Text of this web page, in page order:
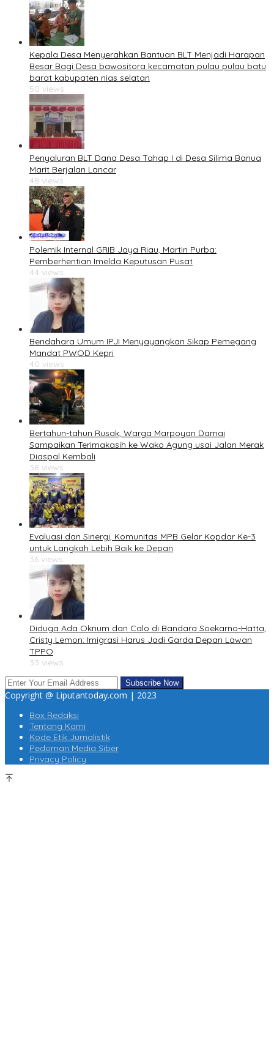
Kepala Desa Menyerahkan Bantuan BLT Menjadi Harapan
Besar Bagi Desa bawositora kecamatan pulau pulau batu
barat kabupaten nias selatan
50 views
Penyaluran BLT Dana Desa Tahap I di Desa Silima Banua
Marit Berjalan Lancar
48 views
Polemik Internal GRIB Jaya Riau, Martin Purba:
Pemberhentian Imelda Keputusan Pusat
44 views
Bendahara Umum IPJI Menyayangkan Sikap Pemegang
Mandat PWOD Kepri
40 views
Bertahun-tahun Rusak, Warga Marpoyan Damai
Sampaikan Terimakasih ke Wako Agung usai Jalan Merak
Diaspal Kembali
38 views
Evaluasi dan Sinergi, Komunitas MPB Gelar Kopdar Ke-3
untuk Langkah Lebih Baik ke Depan
36 views
Diduga Ada Oknum dan Calo di Bandara Soekarno-Hatta,
Cristy Lemon: Imigrasi Harus Jadi Garda Depan Lawan
TPPO
33 views
Copyright @ Liputantoday.com | 2023
Box Redaksi
Tentang Kami
Kode Etik Jurnalistik
Pedoman Media Siber
Privacy Policy